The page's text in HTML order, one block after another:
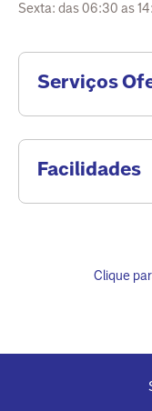
Sexta: das 06:30 as
Serviços
Facilidades
Clique